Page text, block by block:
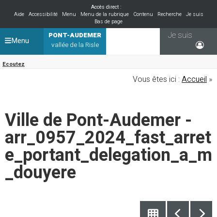
Accès direct :
Aide
Accessibilité Menu Menu de la rubrique Contenu Recherche
Je suis
Bas de page
PONT-AUDEMER
vallée de la Risle
Ecoutez
Je suis
Menu
Vous êtes ici : Accueil »
Ville de Pont-Audemer -
arr_0957_2024_fast_arret
e_portant_delegation_a_m
_douyere